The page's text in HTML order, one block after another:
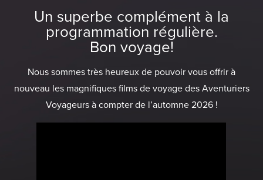
Un superbe complément à la
programmation régulière.
Bon voyage!
Nous sommes très heureux de pouvoir vous offrir à
nouveau les magnifiques films de voyage des Aventuriers
Voyageurs à compter de l’automne 2026 !